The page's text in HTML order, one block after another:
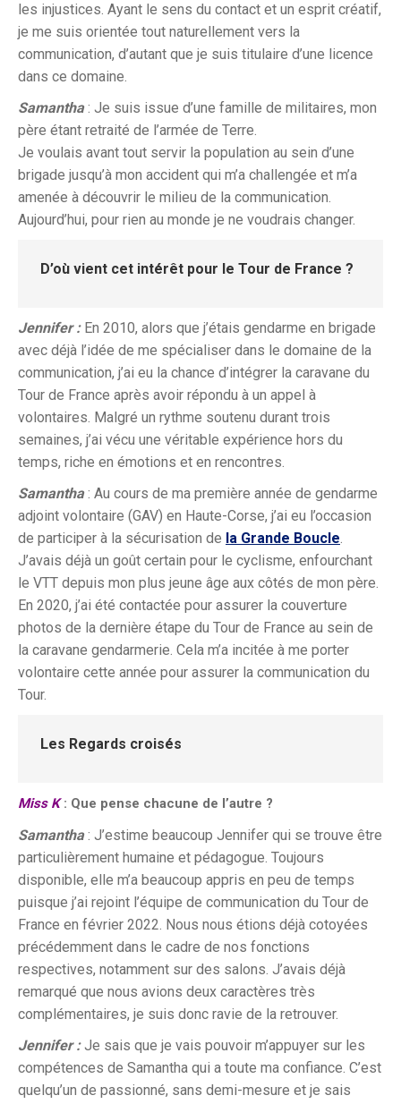
les injustices. Ayant le sens du contact et un esprit créatif,
je me suis orientée tout naturellement vers la
communication, d’autant que je suis titulaire d’une licence
dans ce domaine.
Samantha: Je suis issue d’une famille de militaires, mon
père étant retraité de l’armée de Terre.
Je voulais avant tout servir la population au sein d’une
brigade jusqu’à mon accident qui m’a challengée et m’a
amenée à découvrir le milieu de la communication.
Aujourd’hui, pour rien au monde je ne voudrais changer.
D’où vient cet intérêt pour le Tour de France ?
Jennifer :En 2010, alors que j’étais gendarme en brigade
avec déjà l’idée de me spécialiser dans le domaine de la
communication, j’ai eu la chance d’intégrer la caravane du
Tour de France après avoir répondu à un appel à
volontaires. Malgré un rythme soutenu durant trois
semaines, j’ai vécu une véritable expérience hors du
temps, riche en émotions et en rencontres.
Samantha: Au cours de ma première année de gendarme
adjoint volontaire (GAV) en Haute-Corse, j’ai eu l’occasion
de participer à la sécurisation de la Grande Boucle.
J’avais déjà un goût certain pour le cyclisme, enfourchant
le VTT depuis mon plus jeune âge aux côtés de mon père.
En 2020, j’ai été contactée pour assurer la couverture
photos de la dernière étape du Tour de France au sein de
la caravane gendarmerie. Cela m’a incitée à me porter
volontaire cette année pour assurer la communication du
Tour.
Les Regards croisés
Miss K: Que pense chacune de l’autre ?
Samantha: J’estime beaucoup Jennifer qui se trouve être
particulièrement humaine et pédagogue. Toujours
disponible, elle m’a beaucoup appris en peu de temps
puisque j’ai rejoint l’équipe de communication du Tour de
France en février 2022. Nous nous étions déjà cotoyées
précédemment dans le cadre de nos fonctions
respectives, notamment sur des salons. J’avais déjà
remarqué que nous avions deux caractères très
complémentaires, je suis donc ravie de la retrouver.
Jennifer :Je sais que je vais pouvoir m’appuyer sur les
compétences de Samantha qui a toute ma confiance. C’est
quelqu’un de passionné, sans demi-mesure et je sais